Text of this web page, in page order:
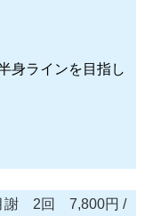
身ラインを目指し
謝 2回 7,800円 /